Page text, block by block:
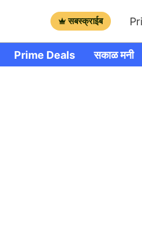
सबस्क्राईब
Prime Deals सकाळ मनी